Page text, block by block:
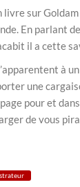
livre sur
En parlant
il a cette
à
une
pour et
de vous